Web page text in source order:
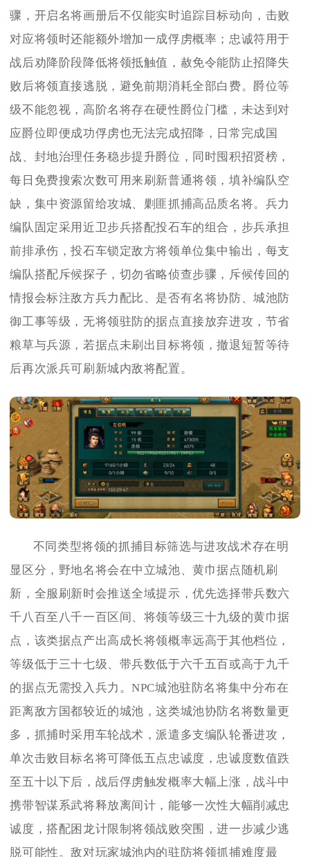
骤，开启名将画册后不仅能实时追踪目标动向，击败
对应将领时还能额外增加一成俘虏概率；忠诚符用于
战后劝降阶段降低将领抵触值，赦免令能防止招降失
败后将领直接逃脱，避免前期消耗全部白费。爵位等
级不能忽视，高阶名将存在硬性爵位门槛，未达到对
应爵位即便成功俘虏也无法完成招降，日常完成国
战、封地治理任务稳步提升爵位，同时囤积招贤榜，
每日免费搜索次数可用来刷新普通将领，填补编队空
缺，集中资源留给攻城、剿匪抓捕高品质名将。兵力
编队固定采用近卫步兵搭配投石车的组合，步兵承担
前排承伤，投石车锁定敌方将领单位集中输出，每支
编队搭配斥候探子，切勿省略侦查步骤，斥候传回的
情报会标注敌方兵力配比、是否有名将协防、城池防
御工事等级，无将领驻防的据点直接放弃进攻，节省
粮草与兵源，若据点未刷出目标将领，撤退短暂等待
后再次派兵可刷新城内敌将配置。
不同类型将领的抓捕目标筛选与进攻战术存在明
显区分，野地名将会在中立城池、黄巾据点随机刷
新，全服刷新时会推送全域提示，优先选择带兵数六
千八百至八千一百区间、将领等级三十九级的黄巾据
点，该类据点产出高成长将领概率远高于其他档位，
等级低于三十七级、带兵数低于六千五百或高于九千
的据点无需投入兵力。NPC城池驻防名将集中分布在
距离敌方国都较近的城池，这类城池协防名将数量更
多，抓捕时采用车轮战术，派遣多支编队轮番进攻，
单次击败目标名将可降低五点忠诚度，忠诚度数值跌
至五十以下后，战后俘虏触发概率大幅上涨，战斗中
携带智谋系武将释放离间计，能够一次性大幅削减忠
诚度，搭配困龙计限制将领战败突围，进一步减少逃
脱可能性。敌对玩家城池内的驻防将领抓捕难度最